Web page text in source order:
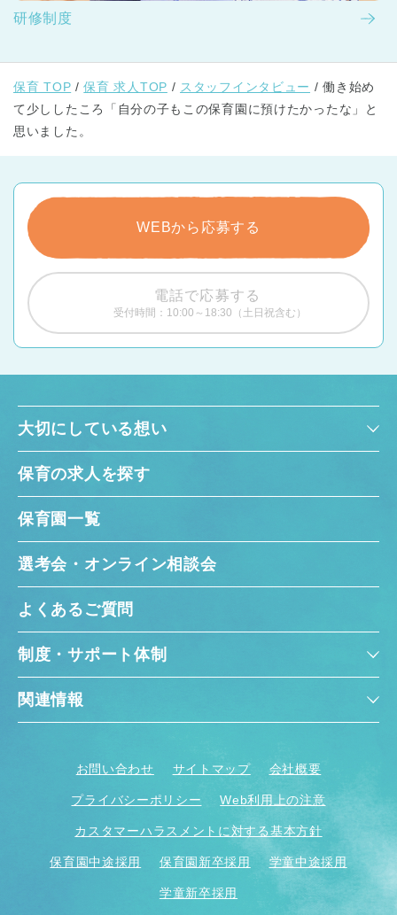
研修制度
保育 TOP 保育 求人TOP スタッフインタビュー
働き始め
て少ししたころ「自分の子もこの保育園に預けたかったな」と
思いました。
WEBから応募する
電話で応募する
受付時間：10:00～18:30（土日祝含む）
大切にしている想い
保育の求人を探す
保育園一覧
選考会・オンライン相談会
よくあるご質問
制度・サポート体制
関連情報
お問い合わせ サイトマップ 会社概要
プライバシーポリシー Web利用上の注意
カスタマーハラスメントに対する基本方針
保育園中途採用 保育園新卒採用 学童中途採用
学童新卒採用